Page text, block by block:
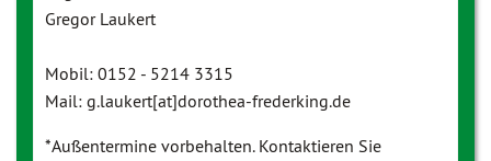
Gregor Laukert
Mobil: 0152 - 5214 3315
Mail: g.laukert[at]dorothea-frederking.de
*Außentermine vorbehalten. Kontaktieren Sie